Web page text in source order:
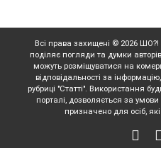
Всі права захищені © 2026
поділяє погляди та думки
можуть розміщуватися на
відповідальності за
рубриці "Статті". Використання
порталі, дозволяється за
призначено для осіб,